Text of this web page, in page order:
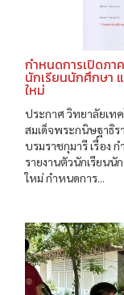
กำหนดการเปิดภา
นักเรียนนักศึกษา
ใหม่
ประกาศ วิทยาลัยเท
สมเด็จพระกนิษฐาธิร
บรมราชกุมารี เรื่อง
รายงานตัวนักเรียน
ใหม่ กำหนดการ...